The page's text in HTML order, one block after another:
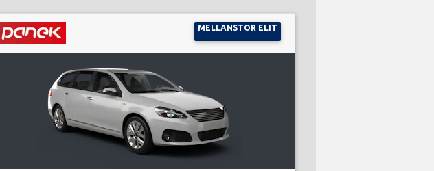
MELLANSTOR ELIT